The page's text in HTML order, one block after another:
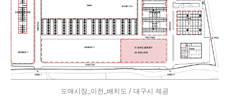
도매시장_이전_배치도 / 대구시 제공